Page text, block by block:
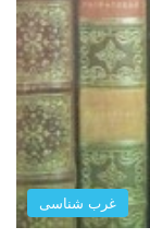
غرب شناسی